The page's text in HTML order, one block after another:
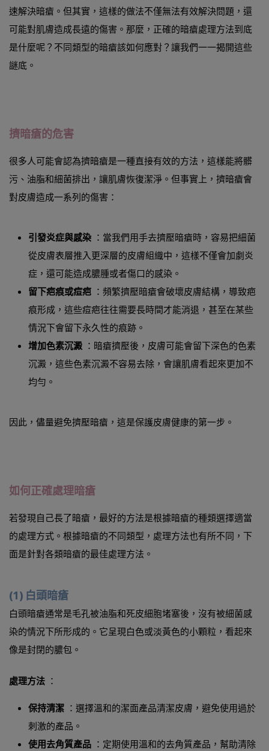
速解決暗瘡。但其實，這樣的做法不僅無法有效解決問題，還
可能對肌膚造成長遠的傷害。那麼，正確的暗瘡處理方法到底
是什麼呢？不同類型的暗瘡該如何應對？讓我們一一揭開這些
謎底。
擠暗瘡的危害
很多人可能會認為擠暗瘡是一種直接有效的方法，這樣能將髒
污、油脂和細菌排出，讓肌膚恢復潔淨。但事實上，擠暗瘡會
對皮膚造成一系列的傷害：
引發炎症與感染 ：當我們用手去擠壓暗瘡時，容易把細菌
從皮膚表層推入更深層的皮膚組織中，這樣不僅會加劇炎
症，還可能造成膿腫或者傷口的感染。
留下疤痕或痘疤 ：頻繁擠壓暗瘡會破壞皮膚結構，導致疤
痕形成，這些痘疤往往需要長時間才能消退，甚至在某些
情況下會留下永久性的痕跡。
增加色素沉澱 ：暗瘡擠壓後，皮膚可能會留下深色的色素
沉澱，這些色素沉澱不容易去除，會讓肌膚看起來更加不
均勻。
因此，儘量避免擠壓暗瘡，這是保護皮膚健康的第一步。
如何正確處理暗瘡
若發現自己長了暗瘡，最好的方法是根據暗瘡的種類選擇適當
的處理方式。根據暗瘡的不同類型，處理方法也有所不同，下
面是針對各類暗瘡的最佳處理方法。
(1) 白頭暗瘡
白頭暗瘡通常是毛孔被油脂和死皮細胞堵塞後，沒有被細菌感
染的情況下所形成的。它呈現白色或淡黃色的小顆粒，看起來
像是封閉的膿包。
處理方法 ：
保持清潔 ：選擇溫和的潔面產品清潔皮膚，避免使用過於
刺激的產品。
使用去角質產品 ：定期使用溫和的去角質產品，幫助清除